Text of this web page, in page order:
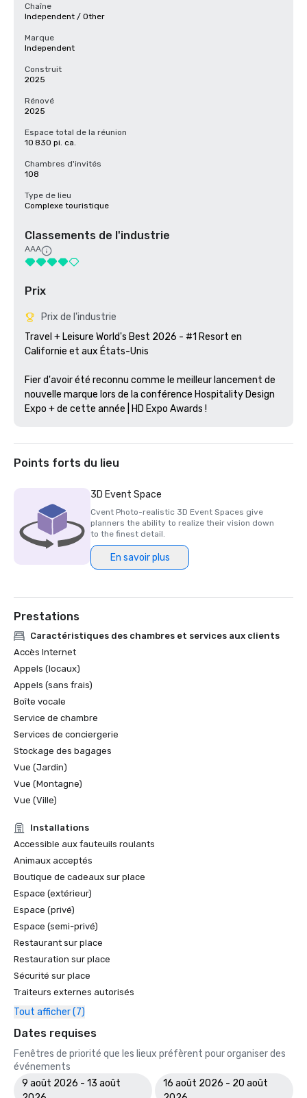
Chaîne
Independent / Other
Marque
Independent
Construit
2025
Rénové
2025
Espace total de la réunion
10 830 pi. ca.
Chambres d'invités
108
Type de lieu
Complexe touristique
Classements de l'industrie
AAA
Prix
Prix de l'industrie
Travel + Leisure World's Best 2026 - #1 Resort en
Californie et aux États-Unis
Fier d'avoir été reconnu comme le meilleur lancement de
nouvelle marque lors de la conférence Hospitality Design
Expo + de cette année | HD Expo Awards !
Points forts du lieu
3D Event Space
Cvent Photo-realistic 3D Event Spaces give
planners the ability to realize their vision down
to the finest detail.
En savoir plus
Prestations
Caractéristiques des chambres et services aux clients
Accès Internet
Appels (locaux)
Appels (sans frais)
Boîte vocale
Service de chambre
Services de conciergerie
Stockage des bagages
Vue (Jardin)
Vue (Montagne)
Vue (Ville)
Installations
Accessible aux fauteuils roulants
Animaux acceptés
Boutique de cadeaux sur place
Espace (extérieur)
Espace (privé)
Espace (semi-privé)
Restaurant sur place
Restauration sur place
Sécurité sur place
Traiteurs externes autorisés
Tout afficher (7)
Dates requises
Fenêtres de priorité que les lieux préfèrent pour organiser des
événements
9 août 2026 - 13 août
16 août 2026 - 20 août